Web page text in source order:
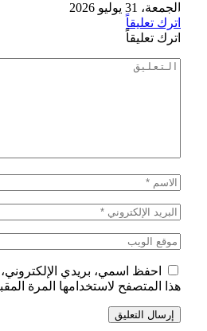
الجمعة، 31 يوليو 2026
اترك تعليقاً
اترك تعليقاً
احفظ اسمي، بريدي
هذا المتصفح لاستخدامها المرة